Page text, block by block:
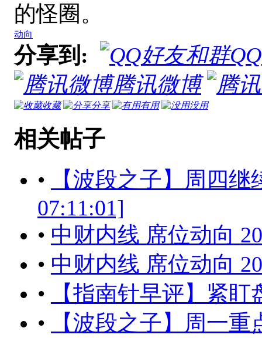
的怪圈。
动向
分享到:
腾讯微博
收藏 分享 有用 没用
相关帖子
•
【波段之子】周四
07:11:01]
• 中财内线 席位动向
• 中财内线 席位动向
•
【指南针早评】紧
•
【波段之子】周一